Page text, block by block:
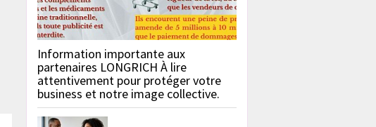
Information importante aux
partenaires LONGRICH À lire
attentivement pour protéger votre
business et notre image collective.